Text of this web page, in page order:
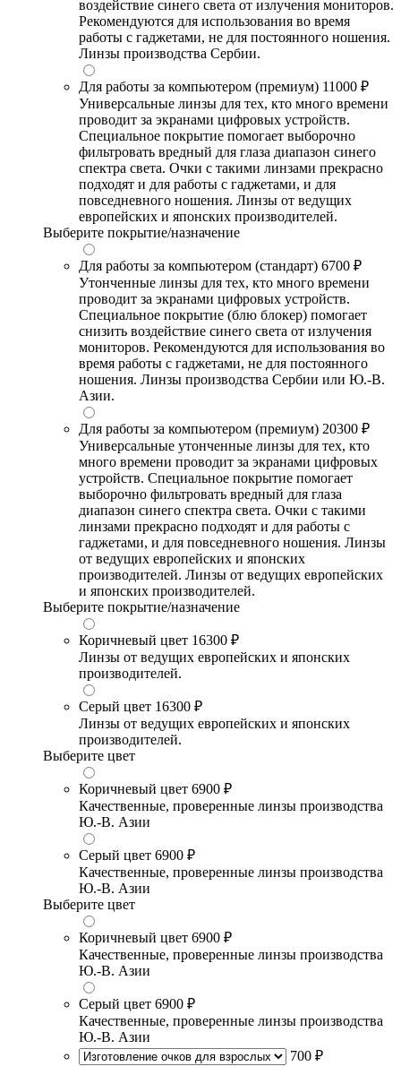
воздействие синего света от излучения мониторов.
Рекомендуются для использования во время
работы с гаджетами, не для постоянного ношения.
Линзы производства Сербии.
Для работы за компьютером (премиум) 11000 ₽
Универсальные линзы для тех, кто много времени
проводит за экранами цифровых устройств.
Специальное покрытие помогает выборочно
фильтровать вредный для глаза диапазон синего
спектра света. Очки с такими линзами прекрасно
подходят и для работы с гаджетами, и для
повседневного ношения. Линзы от ведущих
европейских и японских производителей.
Выберите покрытие/назначение
Для работы за компьютером (стандарт) 6700 ₽
Утонченные линзы для тех, кто много времени
проводит за экранами цифровых устройств.
Специальное покрытие (блю блокер) помогает
снизить воздействие синего света от излучения
мониторов. Рекомендуются для использования во
время работы с гаджетами, не для постоянного
ношения. Линзы производства Сербии или Ю.-В.
Азии.
Для работы за компьютером (премиум) 20300 ₽
Универсальные утонченные линзы для тех, кто
много времени проводит за экранами цифровых
устройств. Специальное покрытие помогает
выборочно фильтровать вредный для глаза
диапазон синего спектра света. Очки с такими
линзами прекрасно подходят и для работы с
гаджетами, и для повседневного ношения. Линзы
от ведущих европейских и японских
производителей. Линзы от ведущих европейских
и японских производителей.
Выберите покрытие/назначение
Коричневый цвет 16300 ₽
Линзы от ведущих европейских и японских
производителей.
Серый цвет 16300 ₽
Линзы от ведущих европейских и японских
производителей.
Выберите цвет
Коричневый цвет 6900 ₽
Качественные, проверенные линзы производства
Ю.-В. Азии
Серый цвет 6900 ₽
Качественные, проверенные линзы производства
Ю.-В. Азии
Выберите цвет
Коричневый цвет 6900 ₽
Качественные, проверенные линзы производства
Ю.-В. Азии
Серый цвет 6900 ₽
Качественные, проверенные линзы производства
Ю.-В. Азии
700 ₽